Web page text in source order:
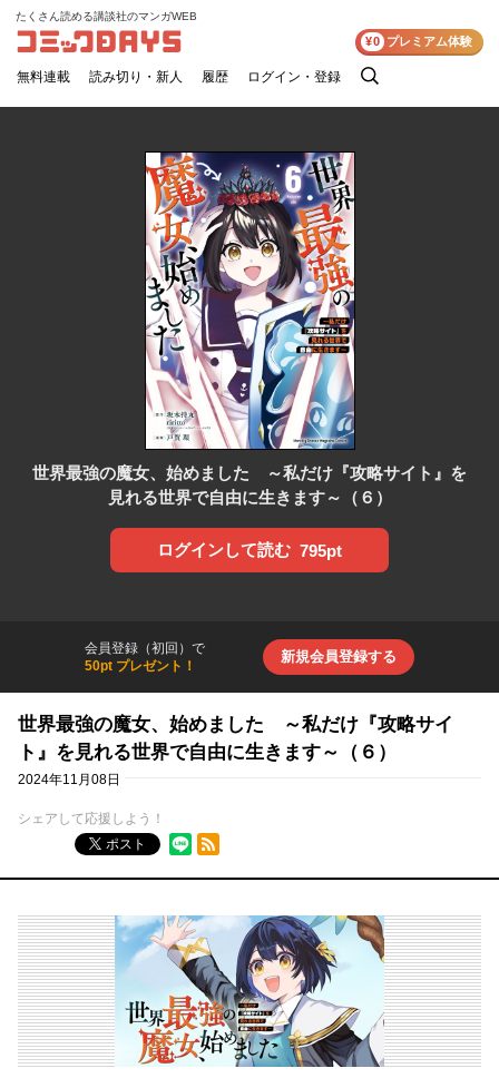
コミックDAYS
たくさん読める講談社のマンガWEB
無料連載 読み切り・新人 履歴 ログイン・登録
検
¥0 プレミアム体験
世界最強の魔女、始めました ～私だけ『攻略サイト』を
見れる世界で自由に生きます～（６）
ログインして読む 795pt
会員登録（初回）で
50pt プレゼント！
新規会員登録する
世界最強の魔女、始めました ～私だけ『攻略サイ
ト』を見れる世界で自由に生きます～（６）
2024年11月08日
シェアして応援しよう！
ポスト
RSSフィード